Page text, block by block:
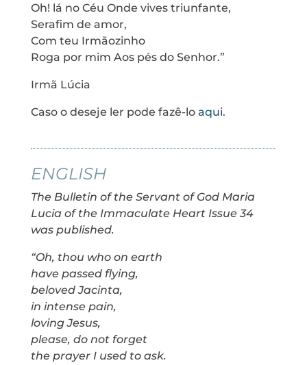
Oh! lá no Céu Onde vives triunfante,
Serafim de amor,
Com teu Irmãozinho
Roga por mim Aos pés do Senhor.”
Irmã Lúcia
Caso o deseje ler pode fazê-lo aqui.
ENGLISH
The Bulletin of the Servant of God Maria
Lucia of the Immaculate Heart Issue 34
was published.
“Oh, thou who on earth
have passed flying,
beloved Jacinta,
in intense pain,
loving Jesus,
please, do not forget
the prayer I used to ask.